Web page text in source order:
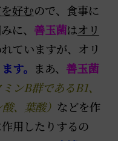
好むので、食事に
に、 善玉菌はオリ
ていますが、オリ
す。 まあ、 善玉菌
ンB群であるB1、
、葉酸） などを作
用したりするの